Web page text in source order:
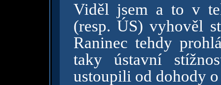
Viděl jsem a to v
(resp. ÚS) vyhověl
Raninec tehdy
taky ústavní
ustoupili od dohody